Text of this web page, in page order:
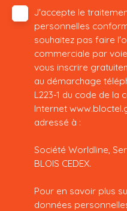
J'accepte le
personnelles
souhaitez pas faire
commerciale par
vous inscrire
au démarchage
L223-1 du code de la
Internet
adressé à :
Société Worldline,
BLOIS CEDEX.
Pour en savoir plus
données